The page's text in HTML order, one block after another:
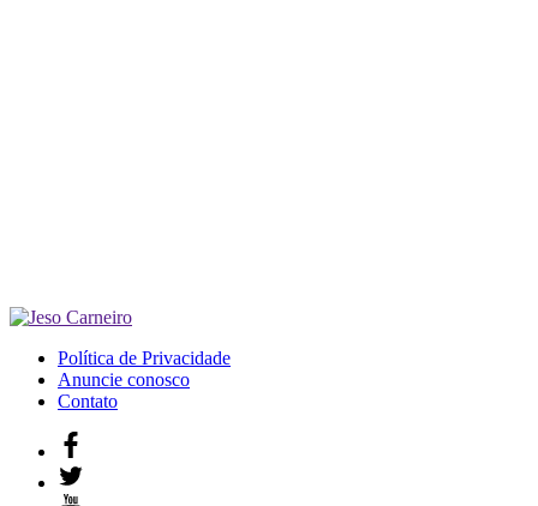
Política de Privacidade
Anuncie conosco
Contato